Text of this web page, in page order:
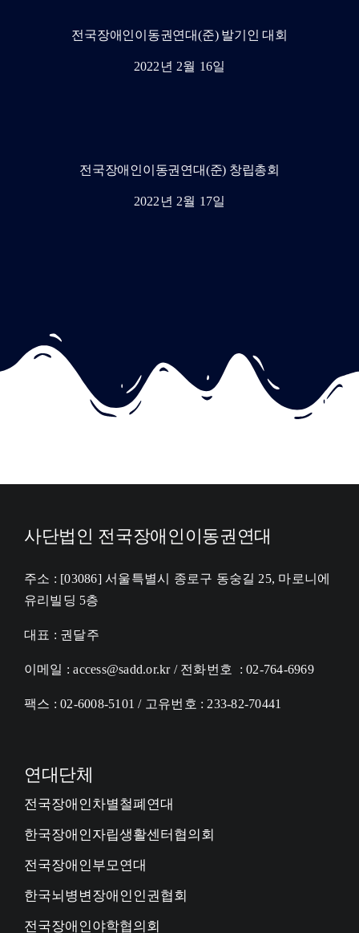
전국장애인이동권연대(준) 발기인 대회
2022년 2월 16일
전국장애인이동권연대(준) 창립총회
2022년 2월 17일
사단법인 전국장애인이동권연대
주소 : [03086] 서울특별시 종로구 동숭길 25, 마로니에
유리빌딩 5층
대표 : 권달주
이메일 : access@sadd.or.kr / 전화번호 : 02-764-6969
팩스 : 02-6008-5101 / 고유번호 : 233-82-70441
연대단체
전국장애인차별철폐연대
한국장애인자립생활센터협의회
전국장애인부모연대
한국뇌병변장애인인권협회
전국장애인야학협의회